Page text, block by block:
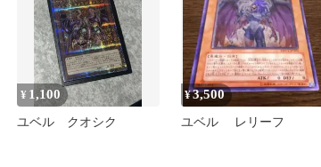
¥ 1,100
ユベル クオシク
¥3,500
ユベル レリーフ